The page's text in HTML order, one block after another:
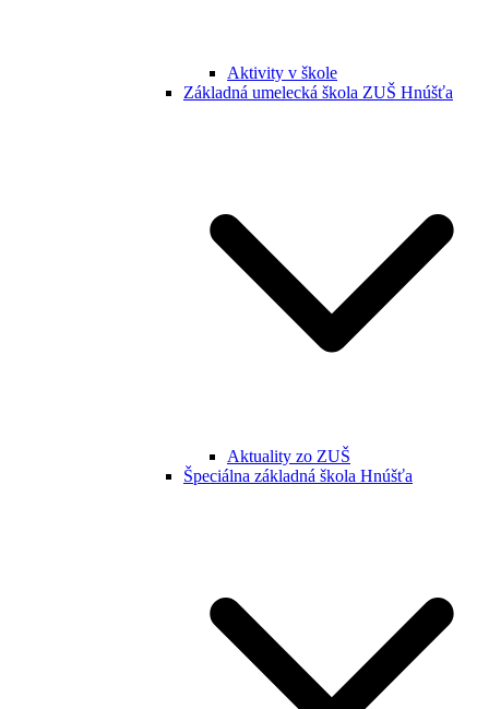
Aktivity v škole
Základná umelecká škola ZUŠ Hnúšťa
Aktuality zo ZUŠ
Špeciálna základná škola Hnúšťa